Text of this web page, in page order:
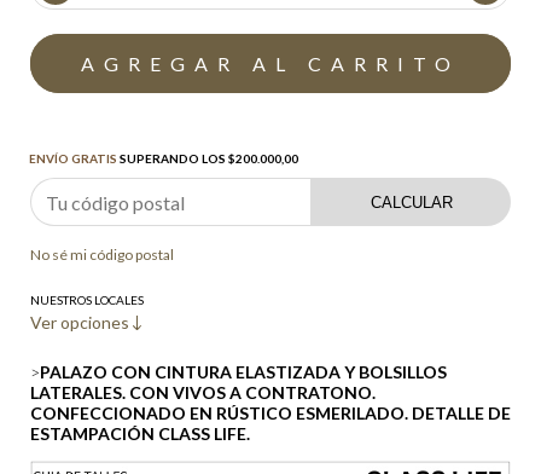
ENVÍO GRATIS SUPERANDO LOS $200.000,00
CALCULAR
No sé mi código postal
NUESTROS LOCALES
Ver opciones
>PALAZO CON CINTURA ELASTIZADA Y BOLSILLOS
LATERALES. CON VIVOS A CONTRATONO.
CONFECCIONADO EN RÚSTICO ESMERILADO. DETALLE DE
ESTAMPACIÓN CLASS LIFE.